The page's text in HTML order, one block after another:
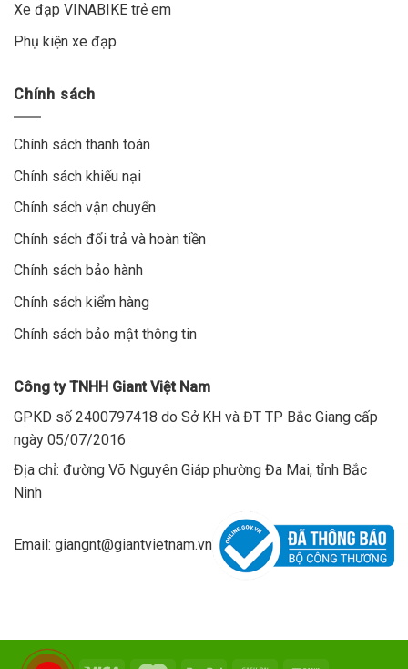
Xe đạp VINABIKE trẻ em
Phụ kiện xe đạp
Chính sách
Chính sách thanh toán
Chính sách khiếu nại
Chính sách vận chuyển
Chính sách đổi trả và hoàn tiền
Chính sách bảo hành
Chính sách kiểm hàng
Chính sách bảo mật thông tin
Công ty TNHH Giant Việt Nam
GPKD số 2400797418 do Sở KH và ĐT TP Bắc Giang cấp
ngày 05/07/2016
Địa chỉ: đường Võ Nguyên Giáp phường Đa Mai, tỉnh Bắc
Ninh
Email: giangnt@giantvietnam.vn